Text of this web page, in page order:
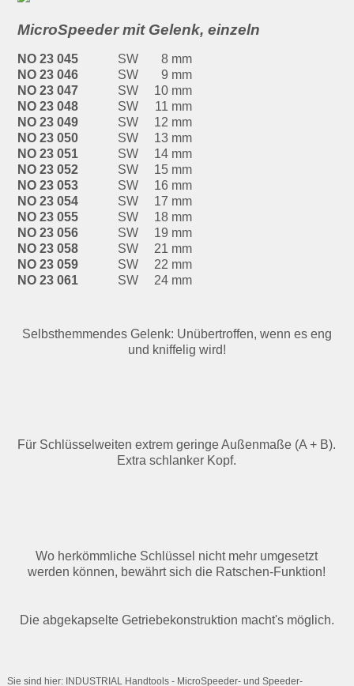
MicroSpeeder mit Gelenk, einzeln
NO 23 045 SW
8 mm
NO 23 046
SW
9 mm
NO 23 047
SW
10 mm
NO 23 048
SW
11 mm
NO 23 049
SW
12 mm
NO 23 050
SW
13 mm
NO 23 051
SW
14 mm
NO 23 052
SW
15 mm
NO 23 053
SW
16 mm
NO 23 054
SW
17 mm
NO 23 055
SW
18 mm
NO 23 056
SW
19 mm
NO 23 058
SW
21 mm
NO 23 059
SW
22 mm
NO 23 061
SW 24 mm
Selbsthemmendes Gelenk: Unübertroffen, wenn es eng
und kniffelig wird!
Für Schlüsselweiten extrem geringe Außenmaße (A + B).
Extra schlanker Kopf.
Wo herkömmliche Schlüssel nicht mehr umgesetzt
werden können, bewährt sich die Ratschen-Funktion!
Die abgekapselte Getriebekonstruktion macht's möglich.
Sie sind hier: INDUSTRIAL Handtools - MicroSpeeder- und Speeder-